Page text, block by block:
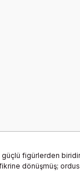
güçlü figürlerden
dönüşmüş;